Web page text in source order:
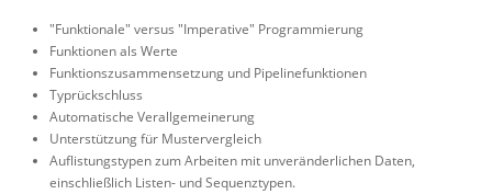
"Funktionale" versus "Imperative" Programmierung
Funktionen als Werte
Funktionszusammensetzung und Pipelinefunktionen
Typrückschluss
Automatische Verallgemeinerung
Unterstützung für Mustervergleich
Auflistungstypen zum Arbeiten mit unveränderlichen Daten,
einschließlich Listen- und Sequenztypen.